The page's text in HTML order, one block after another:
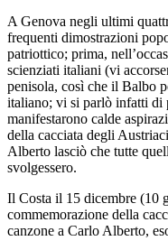
A Genova negli ultimi
frequenti dimostrazioni
patriottico; prima,
scienziati italiani (vi
penisola, così che il Balbo
italiano; vi si parlò infatti di
manifestarono calde
della cacciata degli
Alberto lasciò che tutte
svolgessero.
Il Costa il 15 dicembre (10
commemorazione della
canzone a Carlo Alberto,